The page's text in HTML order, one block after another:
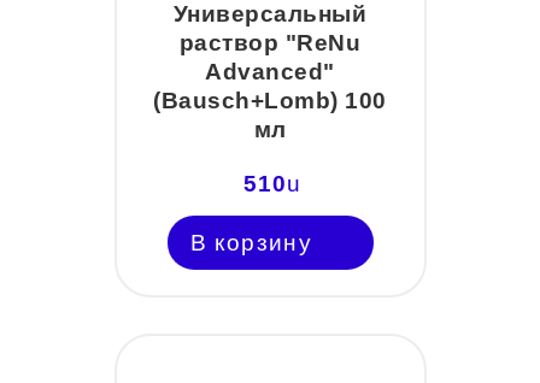
Универсальный
раствор "ReNu
Advanced"
(Bausch+Lomb) 100
мл
510u
В корзину